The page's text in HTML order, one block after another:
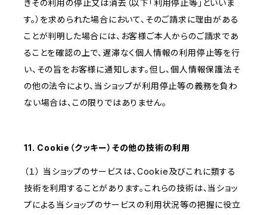
きその利用の停止又は消去（以下「利用停止等」といいま
す。）を求められた場合において、そのご請求に理由がある
ことが判明した場合には、お客様ご本人からのご請求であ
ることを確認の上で、遅滞なく個人情報の利用停止等を行
い、その旨をお客様に通知します。但し、個人情報保護法そ
の他の法令により、当ショップが利用停止等の義務を負わ
ない場合は、この限りではありません。
11. Cookie（クッキー）その他の技術の利用
（１） 当ショップのサービスは、Cookie及びこれに類する
技術を利用することがあります。これらの技術は、当ショッ
プによる当ショップのサービスの利用状況等の把握に役立